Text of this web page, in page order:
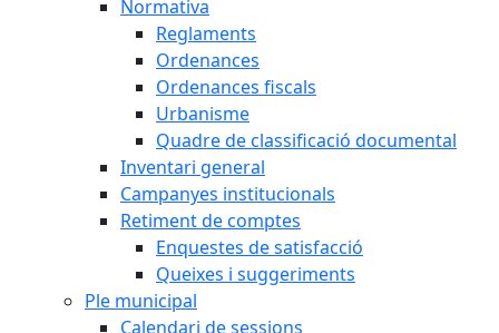
Normativa
Reglaments
Ordenances
Ordenances fiscals
Urbanisme
Quadre de classificació documental
Inventari general
Campanyes institucionals
Retiment de comptes
Enquestes de satisfacció
Queixes i suggeriments
Ple municipal
Calendari de sessions